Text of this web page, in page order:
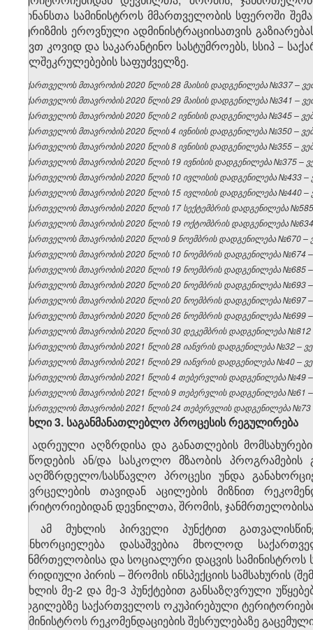
ფინანსთა სამინისტროს მმართველობის სფეროში
ტურიზმის ეროვნული ადმინისტრაციისათვის
აქვთ კოვიდ და საკარანტინო სასტუმროებს, სსიპ −
ხელშეკრულებების საფუძველზე.
საქართველოს მთავრობის 2020 წლის 28 მაისის დადგენილება №337 –
საქართველოს მთავრობის 2020 წლის 29 მაისის დადგენილება №341 –
საქართველოს მთავრობის 2020 წლის 2 ივნისის დადგენილება №345 –
საქართველოს მთავრობის 2020 წლის 4 ივნისის დადგენილება №350 –
საქართველოს მთავრობის 2020 წლის 8 ივნისის დადგენილება №355 –
საქართველოს მთავრობის 2020 წლის 19 ივნისის დადგენილება №375 –
საქართველოს მთავრობის 2020 წლის 10 ივლისის დადგენილება №433 –
საქართველოს მთავრობის 2020 წლის 15 ივლისის დადგენილება №440 –
საქართველოს მთავრობის 2020 წლის 17 სექტემბრის დადგენილება
საქართველოს მთავრობის 2020 წლის 19 ოქტომბრის დადგენილება
საქართველოს მთავრობის 2020 წლის 9 ნოემბრის დადგენილება №670 –
საქართველოს მთავრობის 2020 წლის 10 ნოემბრის დადგენილება №674
საქართველოს მთავრობის 2020 წლის 19 ნოემბრის დადგენილება №685
საქართველოს მთავრობის 2020 წლის 20 ნოემბრის დადგენილება №693
საქართველოს მთავრობის 2020 წლის 20 ნოემბრის დადგენილება №697
საქართველოს მთავრობის 2020 წლის 26 ნოემბრის დადგენილება №699
საქართველოს მთავრობის 2020 წლის 30 დეკემბრის დადგენილება №812
საქართველოს მთავრობის 2021 წლის 28 იანვრის დადგენილება №32 –
საქართველოს მთავრობის 2021 წლის 29 იანვრის დადგენილება №40 –
საქართველოს მთავრობის 2021 წლის 4 თებერვლის დადგენილება №49 –
საქართველოს მთავრობის 2021 წლის 9 თებერვლის დადგენილება №61 –
საქართველოს მთავრობის 2021 წლის 24 თებერვლის დადგენილება №73
მუხლი3. საგანმანათლებლოპროცესისრეგულირება
1. ადრეული აღზრდისა და განათლების
მიწოდების ან/და სასკოლო მზაობის
სააღმზრდელო/სასწავლო პროცესი უნდა
გავრცელების თავიდან აცილების მიზნით
ტერიტორიებიდან დევნილთა, შრომის,
2. ამ მუხლის პირველი პუნქტით
განხორციელება დასაშვებია მხოლოდ
ჯანმრთელობისა და სოციალური დაცვის
იურიდიული პირის – შრომის ინსპექციის სამსახურის
მუხლის მე-2 და მე-3 პუნქტებით განსაზღვრული
ადგილებზე საქართველოს ოკუპირებული
სამინისტროს რეკომენდაციების შესრულებაზე